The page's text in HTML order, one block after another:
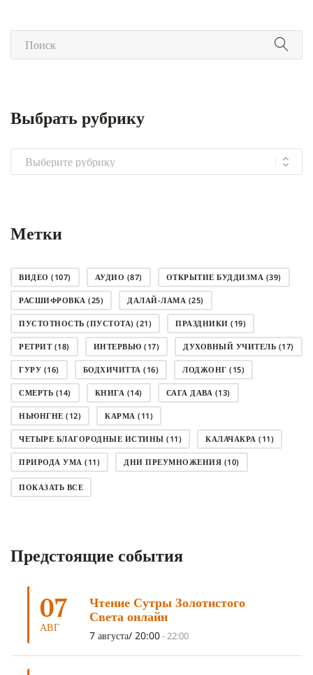
Выбрать рубрику
Выбрать
рубрику
Метки
ВИДЕО (107) АУДИО (87) ОТКРЫТИЕ БУДДИЗМА (39)
РАСШИФРОВКА (25) ДАЛАЙ-ЛАМА (25)
ПУСТОТНОСТЬ (ПУСТОТА) (21) ПРАЗДНИКИ (19)
РЕТРИТ(18) ИНТЕРВЬЮ (17) ДУХОВНЫЙ УЧИТЕЛЬ (17)
ГУРУ (16) БОДХИЧИТТА (16) ЛОДЖОНГ (15)
СМЕРТЬ (14) КНИГА (14) САГА ДАВА (13)
НЬЮНГНЕ (12) КАРМА (11)
ЧЕТЫРЕ БЛАГОРОДНЫЕ ИСТИНЫ (11) КАЛАЧАКРА (11)
ПРИРОДА УМА (11) ДНИ ПРЕУМНОЖЕНИЯ (10)
СОВЕТ(10)
АНАЛИТИЧЕСКАЯ МЕДИТАЦИЯ(7)
ТРИ ОСНОВЫ ПУТИ(5) ЛХАБАБ ДУЧЕН(5)
ОЧИСТИТЕЛЬНЫЕ ПРАКТИКИ(5)
УМ И ЕГО ПОТЕНЦИАЛ
ОТРЕЧЕНИЕ
ПОКАЗАТЬ ВСЕ
Предстоящие события
07
АВГ
Чтение Сутры Золотистого
Света онлайн
7 августа/ 20:00- 22:00